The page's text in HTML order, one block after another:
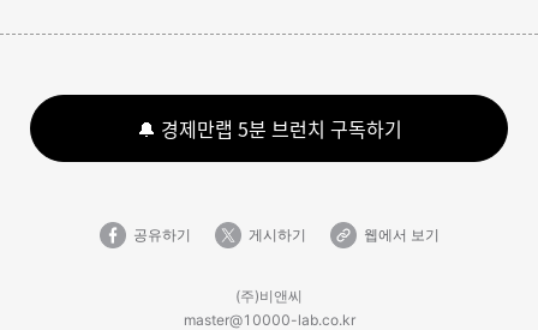
🔔 경제만랩 5분 브런치 구독하기
공유하기 게시하기 웹에서 보기
(주)비앤씨
master@10000-lab.co.kr